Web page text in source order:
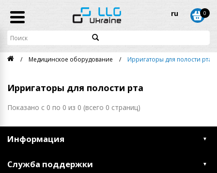
ru 0
Медицинское оборудование Ирригаторы для полости рта
Ирригаторы для полости рта
Показано с 0 по 0 из 0 (всего 0 страниц)
Информация
Служба поддержки